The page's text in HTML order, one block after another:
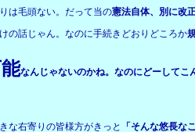
は毛頭ない。だって当の憲法自体、別に改
の話じゃん。なのに手続きどおりどころか
なんじゃないのかね。なのにどーしてこ
な右寄りの皆様方がきっと 「そんな悠長な